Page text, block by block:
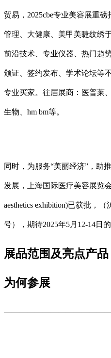
贸易，2025cbe专业美容展重
管理、大健康、美甲美睫纹绣
前沿技术、专业仪器、热门趋
颁证、签约发布、学术论坛等
专业买家。往届展商：医普莱
生物、hm bm等。
同时，为服务“美丽经济”，助
发展，上海国际医疗美容展览会
aesthetics exhibition)已获批，
号），期待2025年5月12-14日
展品范围及亮点产品
为何参展